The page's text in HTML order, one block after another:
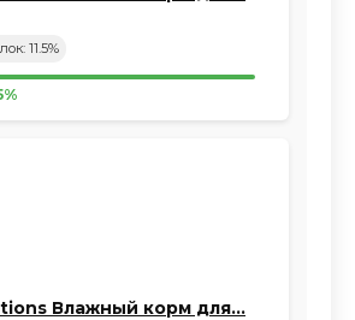
11.5%
Влажный корм для…